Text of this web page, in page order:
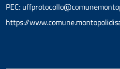
PEC:
https://